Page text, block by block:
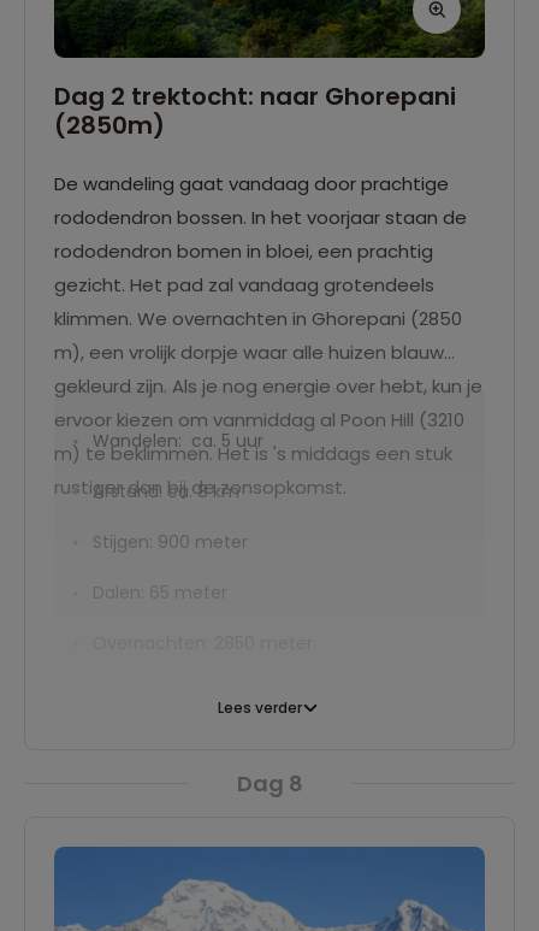
Dag 2 trektocht: naar Ghorepani
(2850m)
De wandeling gaat vandaag door prachtige
rododendron bossen. In het voorjaar staan de
rododendron bomen in bloei, een prachtig
gezicht. Het pad zal vandaag grotendeels
klimmen. We overnachten in Ghorepani (2850
m), een vrolijk dorpje waar alle huizen blauw
gekleurd zijn. Als je nog energie over hebt, kun je
ervoor kiezen om vanmiddag al Poon Hill (3210
m) te beklimmen. Het is 's middags een stuk
rustiger dan bij de zonsopkomst.
Wandelen: ca. 5 uur
Afstand: ca. 8 km
Stijgen: 900 meter
Dalen: 65 meter
Lees verder
Dag 8